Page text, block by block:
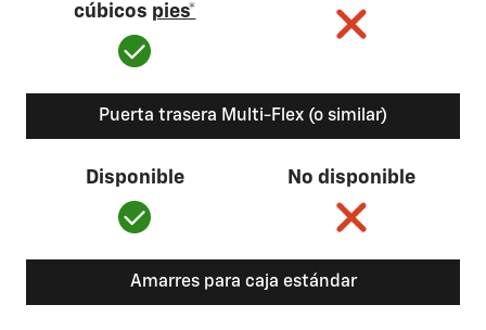
cúbicos pies*
Puerta trasera Multi-Flex (o similar)
Disponible No disponible
Amarres para caja estándar